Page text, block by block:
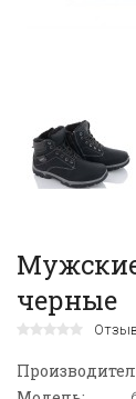
черные